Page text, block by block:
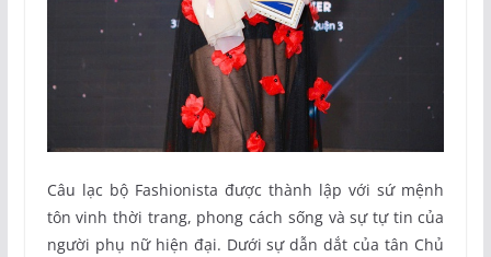
Câu lạc bộ Fashionista được thành lập với sứ mệnh
tôn vinh thời trang, phong cách sống và sự tự tin của
người phụ nữ hiện đại. Dưới sự dẫn dắt của tân Chủ